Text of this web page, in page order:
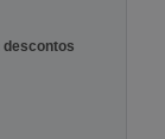
descontos